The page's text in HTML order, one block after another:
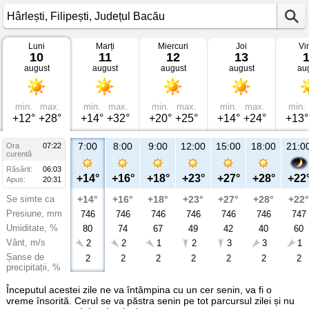
Vremea
Hârlești
Filipești,
Județul
Bacău
Luni
10
august
min.
+12°
max.
+28°
Marți
11
august
min.
+14°
max.
+32°
Miercuri
12
august
min.
+20°
max.
+25°
Joi
13
august
min.
+14°
max.
+24°
min.
+13°
Ora
07:22
curentă
Răsărit:
06:03
Apus:
20:31
Se simte ca
Presiune, mm
Umiditate, %
Vânt, m/s
Șanse de
precipitații, %
7:00
+14°
+14°
746
80
2
2
8:00
+16°
+16°
746
74
2
2
9:00
+18°
+18°
746
67
1
2
12:00
+23°
+23°
746
49
2
2
15:00
+27°
+27°
746
42
3
2
18:00
+28°
+28°
746
40
3
2
+22°
747
60
1
2
Începutul acestei zile ne va întâmpina cu un cer senin, va fi o
vreme însorită. Cerul se va păstra senin pe tot parcursul zilei și nu